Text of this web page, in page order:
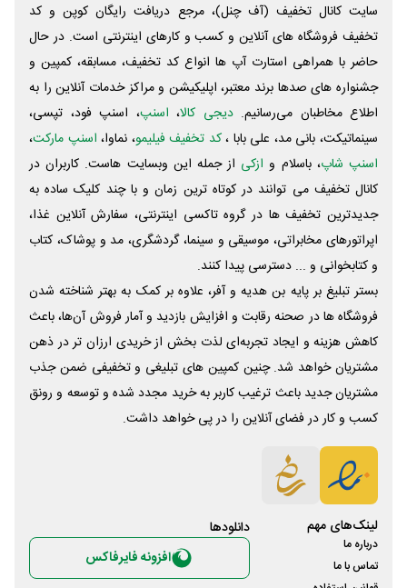
سایت کانال تخفیف (آف چنل)، مرجع دریافت رایگان کوپن و کد
تخفیف فروشگاه های آنلاین و کسب و‌ کارهای اینترنتی است. در حال
حاضر با همراهی استارت آپ ها انواع کد تخفیف، مسابقه، کمپین و
جشنواره های صدها برند معتبر، اپلیکیشن و مراکز خدمات آنلاین را به
اطلاع مخاطبان می‌رسانیم. دیجی کالا، اسنپ، اسنپ فود، تپسی،
سینماتیکت، بانی مد، علی‌ بابا ،کد تخفیف فیلیمو، نماوا، اسنپ مارکت،
اسنپ شاپ، باسلام و ازکی از جمله این وبسایت ‌هاست. کاربران در
کانال تخفیف می توانند در کوتاه ترین زمان و با چند کلیک ساده به
جدیدترین تخفیف ها در گروه تاکسی اینترنتی، سفارش آنلاین غذا،
اپراتورهای مخابراتی، موسیقی و سینما، گردشگری، مد و پوشاک، کتاب
و کتابخوانی و ... دسترسی پیدا کنند.
بستر تبلیغ بر پایه بن هدیه و آفر، علاوه بر کمک به بهتر شناخته شدن
فروشگاه ها در صحنه رقابت و افزایش بازدید و آمار فروش آن‌ها، باعث
کاهش هزینه و ایجاد تجربه‌ای لذت بخش از خریدی ارزان تر در ذهن
مشتریان خواهد شد. چنین کمپین های تبلیغی و تخفیفی ضمن جذب
مشتریان جدید باعث ترغیب کاربر به خرید مجدد شده و توسعه و رونق
کسب و کار در فضای آنلاین را در پی خواهد داشت.
لینک‌های مهم
درباره ما
تماس با ما
دانلود‌ها
افزونه فایرفاکس